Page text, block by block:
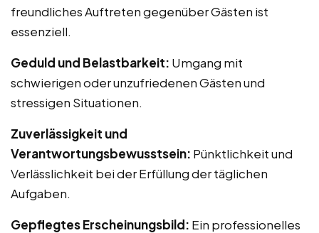
freundliches Auftreten gegenüber Gästen ist
essenziell.
Geduld und Belastbarkeit: Umgang mit
schwierigen oder unzufriedenen Gästen und
stressigen Situationen.
Zuverlässigkeit und
Verantwortungsbewusstsein: Pünktlichkeit und
Verlässlichkeit bei der Erfüllung der täglichen
Aufgaben.
Gepflegtes Erscheinungsbild: Ein professionelles